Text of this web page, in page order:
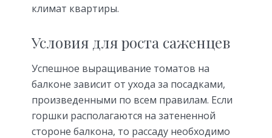
климат квартиры.
Условия для роста саженцев
Успешное выращивание томатов на
балконе зависит от ухода за посадками,
произведенными по всем правилам. Если
горшки располагаются на затененной
стороне балкона, то рассаду необходимо